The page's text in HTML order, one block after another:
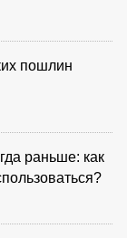
пошлин
раньше: как